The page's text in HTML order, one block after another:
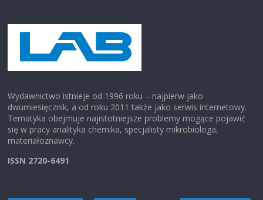
Wydawnictwo istnieje od 1996 roku – najpierw jako
dwumiesięcznik, a od roku 2011 także jako serwis internetowy.
Tematyka obejmuje najistotniejsze problemy mogące pojawić
się w pracy analityka chemika, specjalisty mikrobiologa,
materiałoznawcy.
ISSN 2720-6491